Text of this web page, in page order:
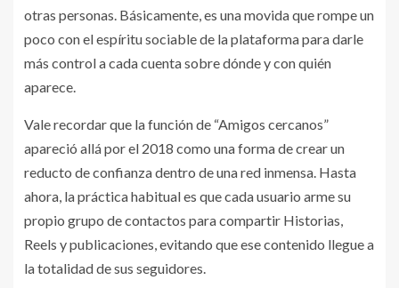
otras personas. Básicamente, es una movida que rompe un
poco con el espíritu sociable de la plataforma para darle
más control a cada cuenta sobre dónde y con quién
aparece.
Vale recordar que la función de “Amigos cercanos”
apareció allá por el 2018 como una forma de crear un
reducto de confianza dentro de una red inmensa. Hasta
ahora, la práctica habitual es que cada usuario arme su
propio grupo de contactos para compartir Historias,
Reels y publicaciones, evitando que ese contenido llegue a
la totalidad de sus seguidores.